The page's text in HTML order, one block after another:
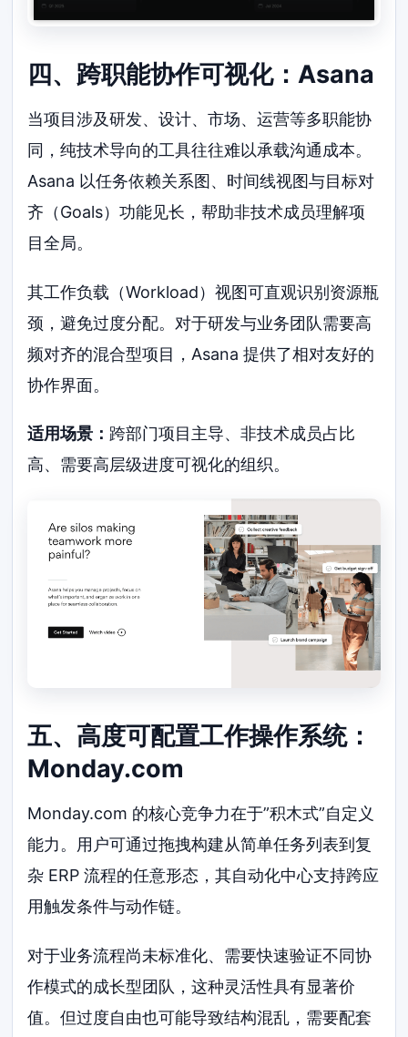
四、跨职能协作可视化：Asana
当项目涉及研发、设计、市场、运营等多职能协
同，纯技术导向的工具往往难以承载沟通成本。
Asana 以任务依赖关系图、时间线视图与目标对
齐（Goals）功能见长，帮助非技术成员理解项
目全局。
其工作负载（Workload）视图可直观识别资源瓶
颈，避免过度分配。对于研发与业务团队需要高
频对齐的混合型项目，Asana 提供了相对友好的
协作界面。
适用场景： 跨部门项目主导、非技术成员占比
高、需要高层级进度可视化的组织。
五、高度可配置工作操作系统：
Monday.com
Monday.com 的核心竞争力在于”积木式”自定义
能力。用户可通过拖拽构建从简单任务列表到复
杂 ERP 流程的任意形态，其自动化中心支持跨应
用触发条件与动作链。
对于业务流程尚未标准化、需要快速验证不同协
作模式的成长型团队，这种灵活性具有显著价
值。但过度自由也可能导致结构混乱，需要配套